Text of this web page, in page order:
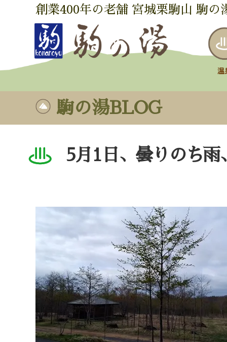
創業400年の老舗 宮城栗駒山 駒の
駒の湯BLOG
5月1日、曇りのち雨